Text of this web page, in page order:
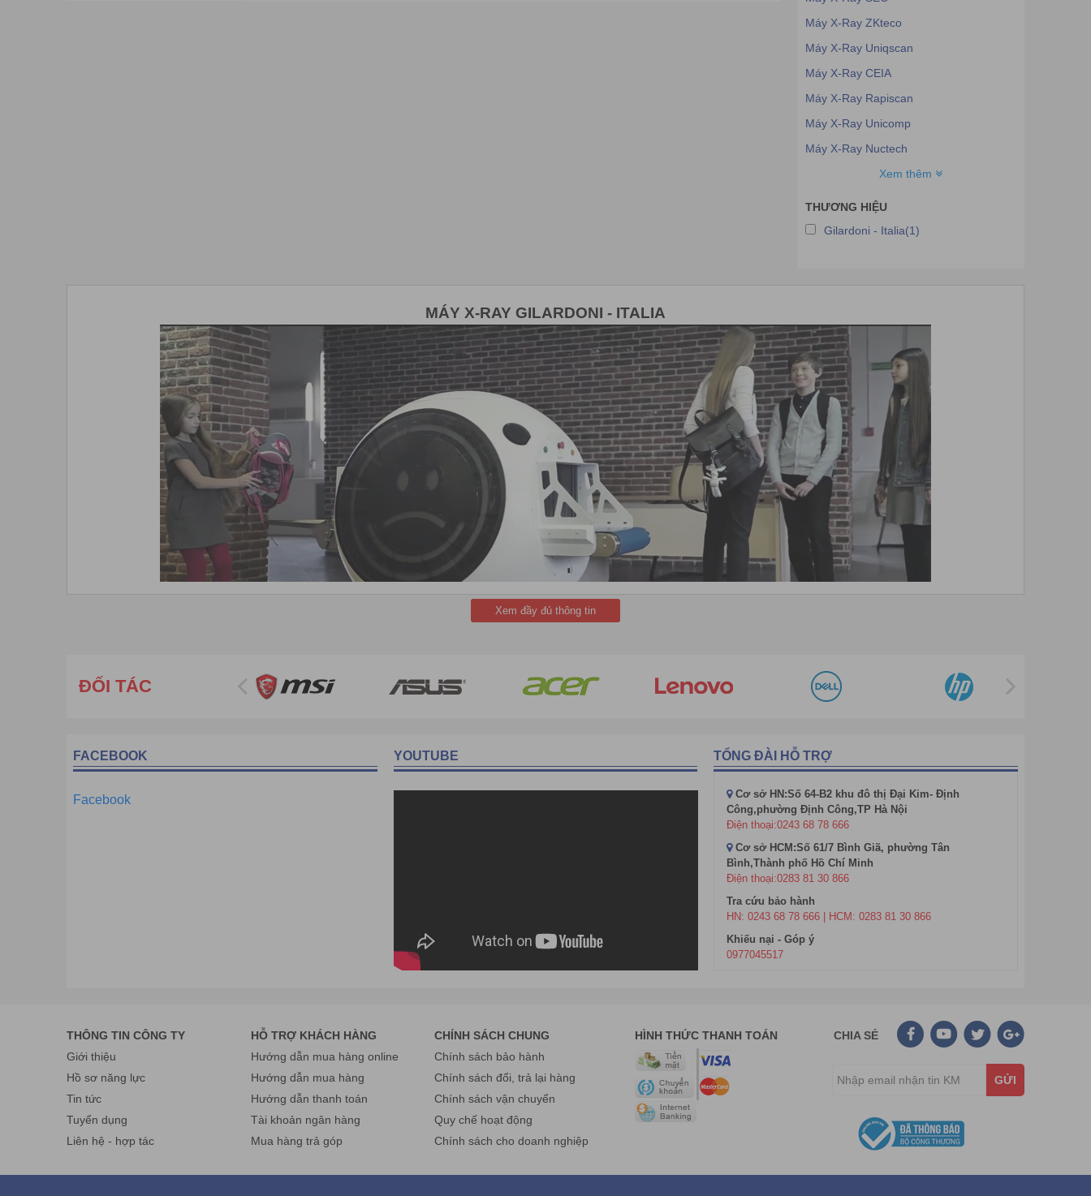
Máy X-Ray ZKteco
Máy X-Ray Uniqscan
Máy X-Ray CEIA
Máy X-Ray Rapiscan
Máy X-Ray Unicomp
Máy X-Ray Nuctech
Máy X-Ray JZXR
Máy X-Ray AutoClear
Máy X-Ray Seamark
Máy X-Ray PEMTRON
Máy X-Ray Omron
Máy X-Ray Nordson Dage
Máy X-Ray Nikon
Máy X-Ray Morpho-USA
Máy X-Ray Meyer
Máy X-Ray L3-USA
Máy X-Ray Huatec
Máy X-Ray Hashima-Japan
Máy X-Ray Astrophysics-USA
Máy X-Ray Guardspirit
Máy X-Ray ELT
Máy X-Ray DOOSAN
Máy X-Ray Anritsu
Xem thêm
THƯƠNG HIỆU
Gilardoni - Italia(1)
MÁY X-RAY GILARDONI - ITALIA
độ cao trên khắp thế giới,
sản xuất ra các thiết bị Gilardoni chất lượng và đáng tin cậy được phân phối toàn cầu.
Hệ thống X-quang để soi hành lý xách tay của công ty được sử dụng chủ yếu trong các sân bay,nhưng phạm vi ứng dụng có thể rộng hơn, máy cũng có thể được lắp đặt trong các
CÔNG TY CỔ PHẦN THƯƠNG MẠI VÀ CÔNG NGHỆ HÀ VIỆT
Xem đầy đủ thông tin
ĐỐI TÁC
FACEBOOK
Facebook
YOUTUBE TỔNG ĐÀI HỖ TRỢ
Cơ sở HN:Số 64-B2 khu đô thị Đại Kim- Định
Công,phường Định Công,TP Hà Nội
Điện thoại:0243 68 78 666
Cơ sở HCM:Số 61/7 Bình Giã, phường Tân
Bình,Thành phố Hồ Chí Minh
Điện thoại:0283 81 30 866
Tra cứu bảo hành
HN: 0243 68 78 666 | HCM: 0283 81 30 866
Khiếu nại - Góp ý
0977045517
THÔNG TIN CÔNG TY
Giới thiệu
Hồ sơ năng lực
Tin tức
Tuyển dụng
Liên hệ - hợp tác
HỖ TRỢ KHÁCH HÀNG
Hướng dẫn mua hàng online
Hướng dẫn mua hàng
Hướng dẫn thanh toán
Tài khoản ngân hàng
Mua hàng trả góp
CHÍNH SÁCH CHUNG
Chính sách bảo hành
Chính sách đổi, trả lại hàng
Chính sách vận chuyển
Quy chế hoạt động
Chính sách cho doanh nghiệp
HÌNH THỨC THANH TOÁN CHIA SẺ
GỬI